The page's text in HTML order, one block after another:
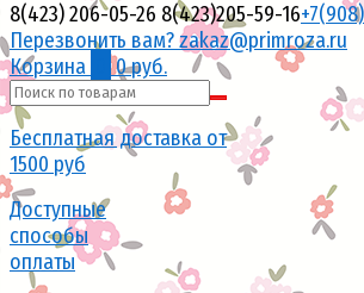
8(423) 206-05-26 8(423)205-59-16
Перезвонить вам?zakaz@primroza.ru
Корзина
0 руб.
Бесплатная доставка от
1500 руб
Доступные
способы
оплаты